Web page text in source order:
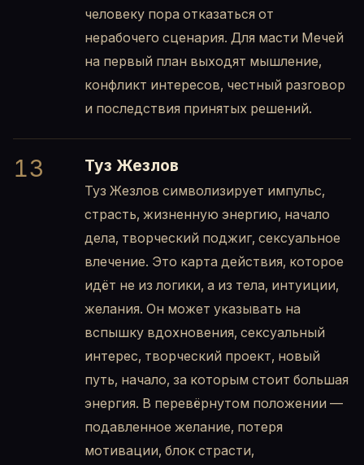
человеку пора отказаться от
нерабочего сценария. Для масти Мечей
на первый план выходят мышление,
конфликт интересов, честный разговор
и последствия принятых решений.
13 Туз Жезлов
Туз Жезлов символизирует импульс,
страсть, жизненную энергию, начало
дела, творческий поджиг, сексуальное
влечение. Это карта действия, которое
идёт не из логики, а из тела, интуиции,
желания. Он может указывать на
вспышку вдохновения, сексуальный
интерес, творческий проект, новый
путь, начало, за которым стоит большая
энергия. В перевёрнутом положении —
подавленное желание, потеря
мотивации, блок страсти,